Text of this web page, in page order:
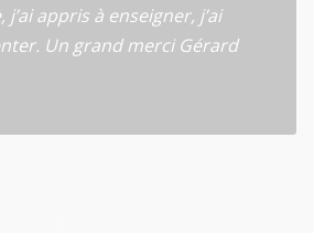
j’ai appris à enseigner, j’ai
Un grand merci Gérard